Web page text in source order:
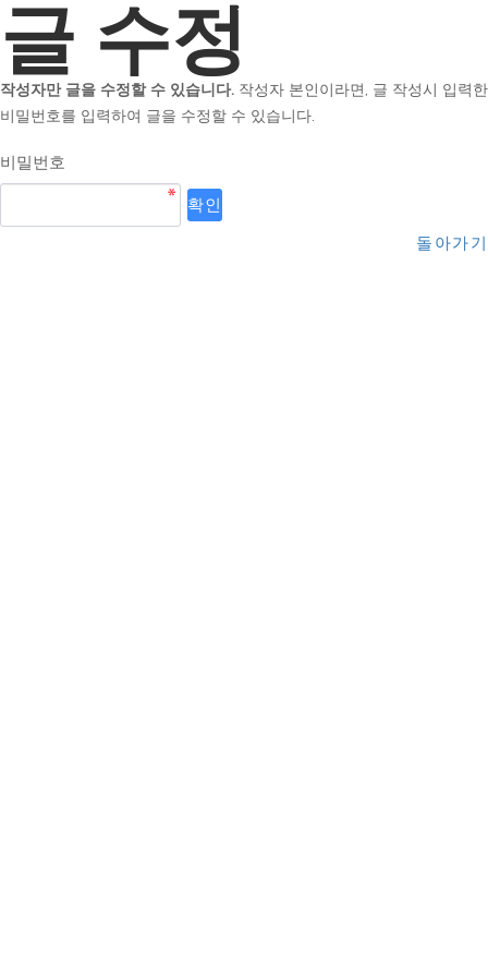
글 수정
작성자만 글을 수정할 수 있습니다. 작성자 본인이라면, 글 작성시 입력한
비밀번호를 입력하여 글을 수정할 수 있습니다.
비밀번호
돌아가기